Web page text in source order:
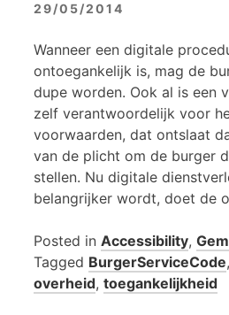
29/05/2014
Wanneer een digitale
ontoegankelijk is, mag de
dupe worden. Ook al is een
zelf verantwoordelijk voor
voorwaarden, dat ontslaat
van de plicht om de burger
stellen. Nu digitale
belangrijker wordt, doet de
Posted in Accessibility,
Tagged BurgerServiceCode,
overheid, toegankelijkheid